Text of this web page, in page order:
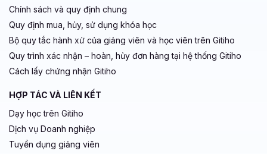
Chính sách và quy định chung
Quy định mua, hủy, sử dụng khóa học
Bộ quy tắc hành xử của giảng viên và học viên trên Gitiho
Quy trình xác nhận – hoàn, hủy đơn hàng tại hệ thống Gitiho
Cách lấy chứng nhận Gitiho
HỢP TÁC VÀ LIÊN KẾT
Dạy học trên Gitiho
Dịch vụ Doanh nghiệp
Tuyển dụng giảng viên